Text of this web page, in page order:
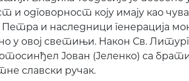
и одговорност коју имају као
Петра и наследници генерација
у овој светињи. Након Св.
Јован (Јеленко) са
славски ручак.